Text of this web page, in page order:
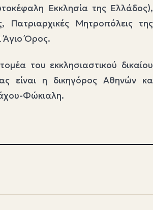
Εκκλησία της Ελλάδος),
Πατριαρχικές Μητροπόλεις της
Άγιο Όρος.
του εκκλησιαστικού δικαίου
είναι η δικηγόρος Αθηνών κα
Φώκιαλη.